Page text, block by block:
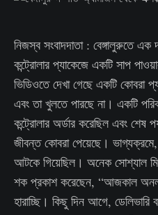
নিজস্ব সংবাদদাতা : বেঙ্গালুরুতে
কন্ট্রোলার প্যাকেজে একটি সাপ
ভিডিওতে দেখা গেছে একটি কোবরা
এবং তা খুলতে পারছে না। একটি
কন্ট্রোলার অর্ডার করেছিল এবং শেষ
জীবন্ত কোবরা পেয়েছে। ভাগ্যক্রমে,
আটকে গিয়েছিল। অনেক সোশ্যাল
শক প্রকাশ করেছেন, “আজকাল
হারাচ্ছি। কিছু দিন আগে,